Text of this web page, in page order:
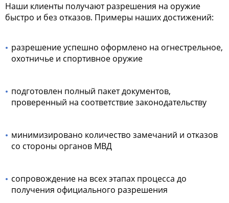
Наши клиенты получают разрешения на оружие
быстро и без отказов. Примеры наших достижений:
разрешение успешно оформлено на огнестрельное,
охотничье и спортивное оружие
подготовлен полный пакет документов,
проверенный на соответствие законодательству
минимизировано количество замечаний и отказов
со стороны органов МВД
сопровождение на всех этапах процесса до
получения официального разрешения